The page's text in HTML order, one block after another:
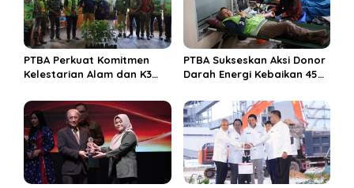
p
o
s
PTBA Perkuat Komitmen
Kelestarian Alam dan K3
PTBA Sukseskan Aksi Donor
Darah Energi Kebaikan 45